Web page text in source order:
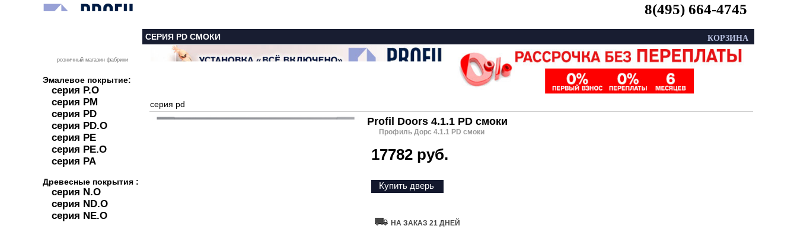
розничный магазин фабрики
Эмалевое покрытие:
серия P.O
серия PM
серия PD
серия PD.O
серия PE
серия PE.O
серия PA
Древесные покрытия :
серия N.O
серия ND.O
серия NE.O
8(495) 664-4745
КОРЗИНА
СЕРИЯ PD СМОКИ
серия pd
Profil Doors 4.1.1 PD смоки
Профиль Дорс 4.1.1 PD смоки
17782 руб.
Купить дверь
НА ЗАКАЗ 21 ДНЕЙ